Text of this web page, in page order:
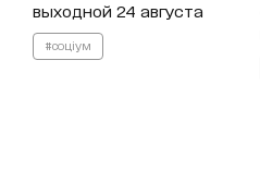
выходной 24 августа
#соціум